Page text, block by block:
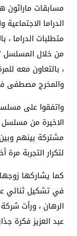
مسابقات ماراثون
الدراما
متطلبات الدراما ،
من خلال المسلسل
، بالتعاون معه
والمخرج مصطفى
واتفقوا على
الاخيرة من مسلسل
مشتركة بينهم
لتكرار التجربة
كما يشاركها
في تشكيل ثنائي
الرهان ، ورأت
عبد العزيز فكرة